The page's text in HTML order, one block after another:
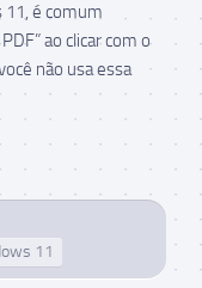
11, é comum
ao clicar com o
não usa essa
11